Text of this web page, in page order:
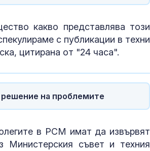
какво представлява този
с публикации в техни
цитирана от "24 часа".
решение на проблемите
в РСМ имат да извървят
Министерския съвет и техния
Сушата удари
новата бална зала в
Белия дом